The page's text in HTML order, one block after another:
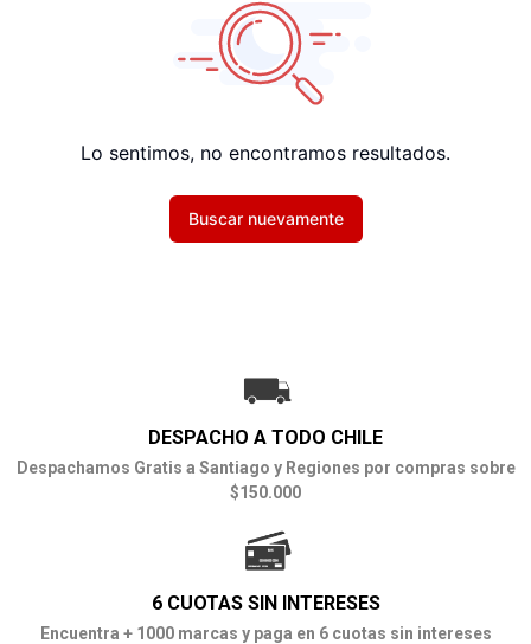
Lo sentimos, no encontramos resultados.
Buscar nuevamente
DESPACHO A TODO CHILE
Despachamos Gratis a Santiago y Regiones por compras sobre
$150.000
6 CUOTAS SIN INTERESES
Encuentra + 1000 marcas y paga en 6 cuotas sin intereses